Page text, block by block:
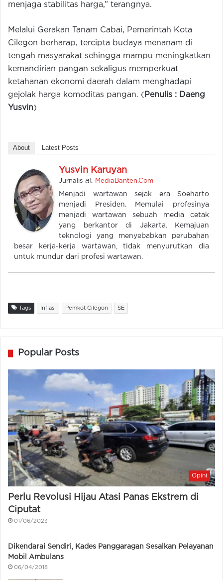
menjaga stabilitas harga,” terangnya.
Melalui Gerakan Tanam Cabai, Pemerintah Kota
Cilegon berharap, tercipta budaya menanam di
tengah masyarakat sehingga mampu meningkatkan
kemandirian pangan sekaligus memperkuat
ketahanan ekonomi daerah dalam menghadapi
gejolak harga komoditas pangan. ( Penulis : Daeng
Yusvin)
About Latest Posts
Yusvin Karuyan
Jurnalis at MediaBanten.Com
Menjadi wartawan sejak era Soeharto
menjadi Presiden. Memulai profesinya
menjadi wartawan sebuah media cetak
yang berkantor di Jakarta. Kemajuan
teknologi yang menyebabkan perubahan
besar kerja-kerja wartawan, tidak menyurutkan dia
untuk mundur dari profesi wartawan.
Tags Inflasi Pemkot Cilegon SE
Popular Posts
Opini
Perlu Revolusi Hijau Atasi Panas Ekstrem di
Ciputat
01/06/2023
Dikendarai Sendiri, Kades Panggaragan Sesalkan Pelayanan
Mobil Ambulans
06/04/2018